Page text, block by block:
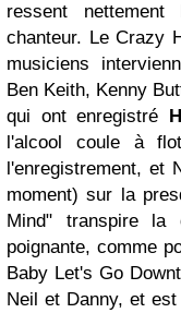
ressent
chanteur. Le Crazy
musiciens
Ben Keith, Kenny
qui ont enregistré
l'alcool coule à
l'enregistrement, et
moment) sur la
Mind" transpire la
poignante, comme
Baby Let's Go
Neil et Danny, et